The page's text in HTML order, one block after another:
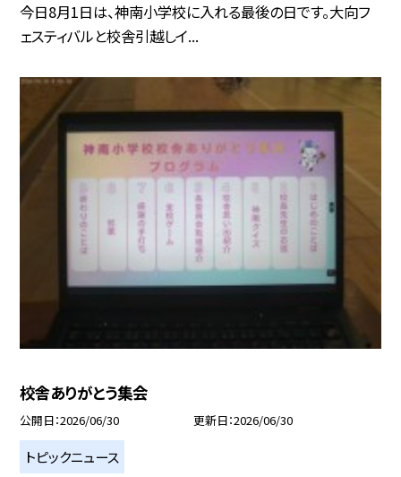
今日8月1日は、神南小学校に入れる最後の日です。大向フ
ェスティバルと校舎引越しイ...
校舎ありがとう集会
公開日 2026/06/30 更新日 2026/06/30
トピックニュース